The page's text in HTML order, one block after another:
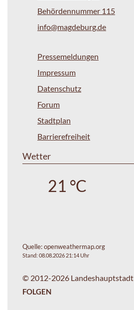
Behördennummer 115
info@magdeburg.de
Pressemeldungen
Impressum
Datenschutz
Forum
Stadtplan
Barrierefreiheit
Wetter
21 °C
Quelle:openweathermap.org
Stand: 08.08.2026 21:14 Uhr
© 2012-2026
FOLGEN